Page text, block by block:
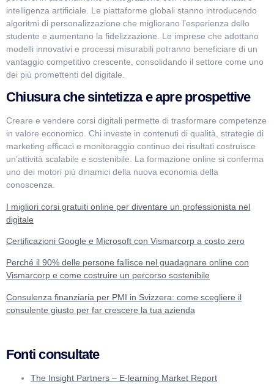
intelligenza artificiale. Le piattaforme globali stanno introducendo
algoritmi di personalizzazione che migliorano l’esperienza dello
studente e aumentano la fidelizzazione. Le imprese che adottano
modelli innovativi e processi misurabili potranno beneficiare di un
vantaggio competitivo crescente, consolidando il settore come uno
dei più promettenti del digitale.
Chiusura che sintetizza e apre prospettive
Creare e vendere corsi digitali permette di trasformare competenze
in valore economico. Chi investe in contenuti di qualità, strategie di
marketing efficaci e monitoraggio continuo dei risultati costruisce
un’attività scalabile e sostenibile. La formazione online si conferma
uno dei motori più dinamici della nuova economia della
conoscenza.
I migliori corsi gratuiti online per diventare un professionista nel
digitale
Certificazioni Google e Microsoft con Vismarcorp a costo zero
Perché il 90% delle persone fallisce nel guadagnare online con
Vismarcorp e come costruire un percorso sostenibile
Consulenza finanziaria per PMI in Svizzera: come scegliere il
consulente giusto per far crescere la tua azienda
Fonti consultate
The Insight Partners – E-learning Market Report